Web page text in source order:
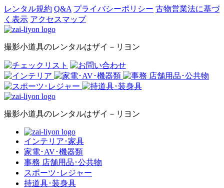
レンタル規約 Q&A プライバシーポリシー 古物営業法に基づ
く表示 アクセスマップ
撮影小道具のレンタルはザイ－リヨン
撮影小道具のレンタルはザイ－リヨン
インテリア･家具
家電･AV･機器類
事務 店舗用品･公共物
スポーツ･レジャー
持道具･装身具